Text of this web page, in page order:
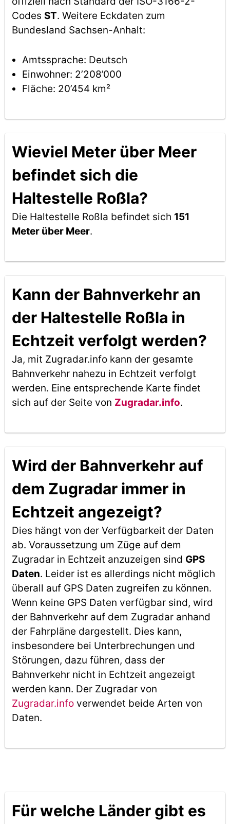
Codes ST. Weitere Eckdaten zum
Bundesland Sachsen-Anhalt:
Amtssprache: Deutsch
Einwohner: 2’208’000
Fläche: 20’454 km²
Wieviel Meter über Meer
befindet sich die
Haltestelle Roßla?
Die Haltestelle Roßla befindet sich 151
Meter über Meer.
Kann der Bahnverkehr an
der Haltestelle Roßla in
Echtzeit verfolgt werden?
Ja, mit Zugradar.info kann der gesamte
Bahnverkehr nahezu in Echtzeit verfolgt
werden. Eine entsprechende Karte findet
sich auf der Seite von Zugradar.info.
Wird der Bahnverkehr auf
dem Zugradar immer in
Echtzeit angezeigt?
Dies hängt von der Verfügbarkeit der Daten
ab. Voraussetzung um Züge auf dem
Zugradar in Echtzeit anzuzeigen sind GPS
Daten. Leider ist es allerdings nicht möglich
überall auf GPS Daten zugreifen zu können.
Wenn keine GPS Daten verfügbar sind, wird
der Bahnverkehr auf dem Zugradar anhand
der Fahrpläne dargestellt. Dies kann,
insbesondere bei Unterbrechungen und
Störungen, dazu führen, dass der
Bahnverkehr nicht in Echtzeit angezeigt
werden kann. Der Zugradar von
Zugradar.infoverwendet beide Arten von
Daten.
Für welche Länder gibt es